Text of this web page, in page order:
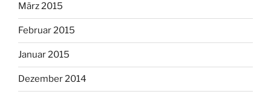
März 2015
Februar 2015
Januar 2015
Dezember 2014